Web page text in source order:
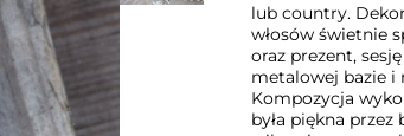
lub country.
włosów świetnie
oraz prezent,
metalowej bazie i
Kompozycja
była piękna